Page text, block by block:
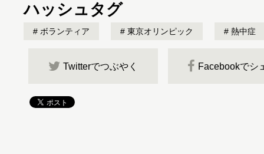
ハッシュタグ
ボランティア 東京オリンピック 熱中症
Twitterでつぶやく Facebookでシ